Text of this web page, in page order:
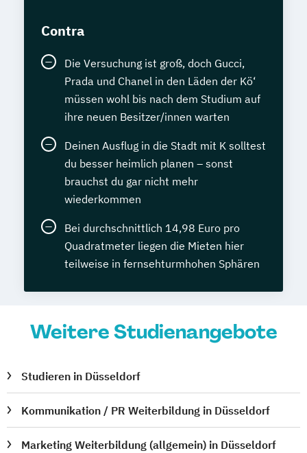
Contra
Die Versuchung ist groß, doch Gucci,
Prada und Chanel in den Läden der Kö‘
müssen wohl bis nach dem Studium auf
ihre neuen Besitzer/innen warten
Deinen Ausflug in die Stadt mit K solltest
du besser heimlich planen – sonst
brauchst du gar nicht mehr
wiederkommen
Bei durchschnittlich 14,98 Euro pro
Quadratmeter liegen die Mieten hier
teilweise in fernsehturmhohen Sphären
Weitere Studienangebote
Studieren in Düsseldorf
Kommunikation / PR Weiterbildung in Düsseldorf
Marketing Weiterbildung (allgemein) in Düsseldorf